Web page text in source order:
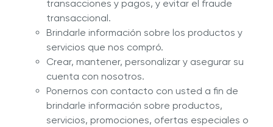
transacciones y pagos, y evitar el fraude
transaccional.
Brindarle información sobre los productos y
servicios que nos compró.
Crear, mantener, personalizar y asegurar su
cuenta con nosotros.
Ponernos con contacto con usted a fin de
brindarle información sobre productos,
servicios, promociones, ofertas especiales o